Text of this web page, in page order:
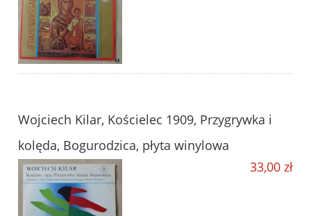
Wojciech Kilar, Kościelec 1909, Przygrywka i
kolęda, Bogurodzica, płyta winylowa
33,00 zł